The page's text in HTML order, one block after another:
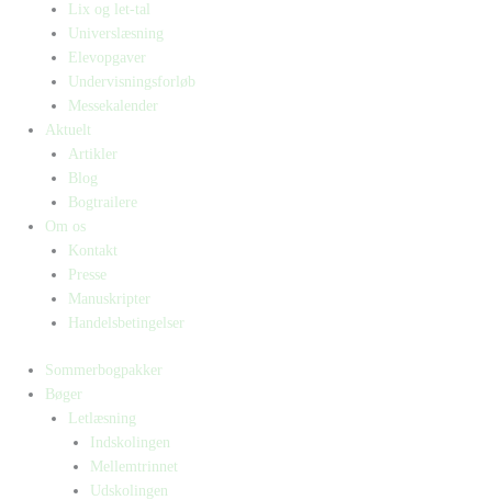
Lix og let-tal
Universlæsning
Elevopgaver
Undervisningsforløb
Messekalender
Aktuelt
Artikler
Blog
Bogtrailere
Om os
Kontakt
Presse
Manuskripter
Handelsbetingelser
Sommerbogpakker
Bøger
Letlæsning
Indskolingen
Mellemtrinnet
Udskolingen